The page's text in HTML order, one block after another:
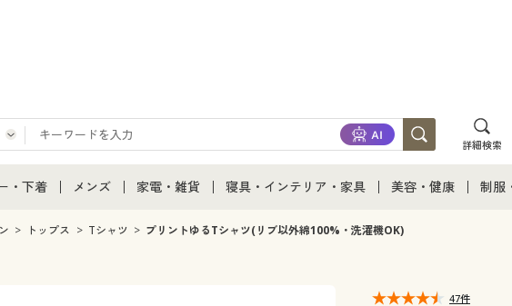
詳細検索
・下着
・下着通販すべて
メンズ
メンズ通販すべて
家電・雑貨
家電・雑貨すべて
寝具・インテリア・家具
寝具・インテリア・家具通販すべて
美容・健康
美容・健康通販すべて
制服
トップス Tシャツ プリントゆるTシャツ(リブ以外綿100%・洗濯機OK)
47件